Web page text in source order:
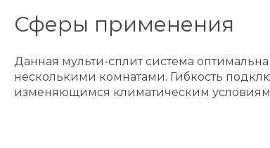
Сферы применения
Данная мульти-сплит система
несколькими комнатами. Гибкость
изменяющимся климатическим